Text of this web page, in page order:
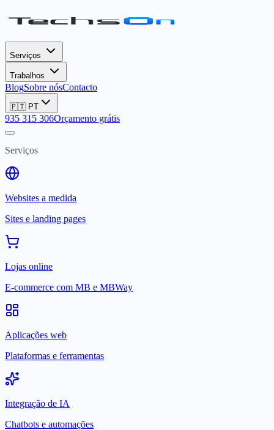
Serviços
Trabalhos
BlogSobre nósContacto
🇵🇹 PT
935 315 306Orçamento grátis
Serviços
Websites a medida
Sites e landing pages
Lojas online
E-commerce com MB e MBWay
Aplicações web
Plataformas e ferramentas
Integração de IA
Chatbots e automações